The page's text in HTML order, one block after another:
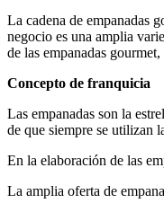
La cadena de empanadas
negocio es una amplia
de las empanadas
Concepto de franquicia
Las empanadas son la
de que siempre se utilizan
En la elaboración de las
La amplia oferta de